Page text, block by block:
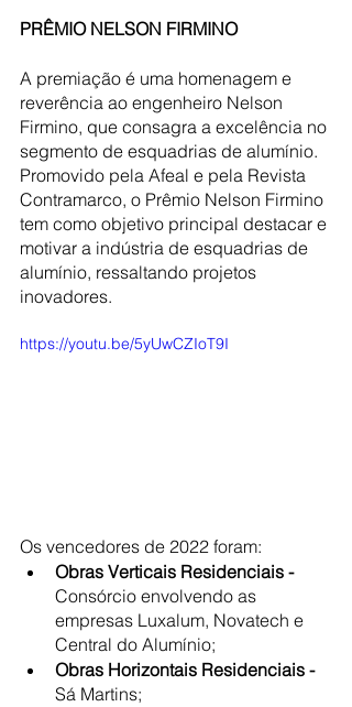
PRÊMIO NELSON FIRMINO
A premiação é uma homenagem e
reverência ao engenheiro Nelson
Firmino, que consagra a excelência no
segmento de esquadrias de alumínio.
Promovido pela Afeal e pela Revista
Contramarco, o Prêmio Nelson Firmino
tem como objetivo principal destacar e
motivar a indústria de esquadrias de
alumínio, ressaltando projetos
inovadores.
https://youtu.be/5yUwCZIoT9I
Os vencedores de 2022 foram:
Obras Verticais Residenciais -
Consórcio envolvendo as
empresas Luxalum, Novatech e
Central do Alumínio;
Obras Horizontais Residenciais -
Sá Martins;